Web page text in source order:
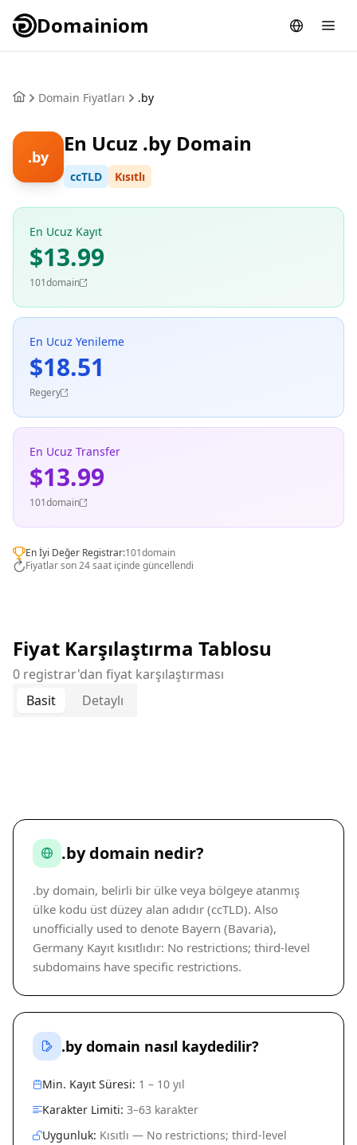
Domainiom
Domain Fiyatları .by
.by
En Ucuz .by Domain
ccTLD Kısıtlı
En Ucuz Kayıt
$13.99
101domain
En Ucuz Yenileme
$18.51
Regery
En Ucuz Transfer
$13.99
101domain
En İyi Değer Registrar:101domain
Fiyatlar son 24 saat içinde güncellendi
Fiyat Karşılaştırma Tablosu
0 registrar'dan fiyat karşılaştırması
Basit
Detaylı
.by domain nedir?
.by domain, belirli bir ülke veya bölgeye atanmış
ülke kodu üst düzey alan adıdır (ccTLD). Also
unofficially used to denote Bayern (Bavaria),
Germany Kayıt kısıtlıdır: No restrictions; third-level
subdomains have specific restrictions.
.by domain nasıl kaydedilir?
Min. Kayıt Süresi: 1 – 10 yıl
Karakter Limiti: 3–63 karakter
Uygunluk: Kısıtlı — No restrictions; third-level